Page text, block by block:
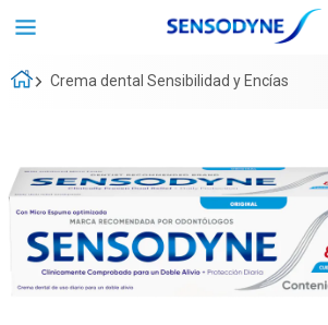
Crema dental Sensibilidad y Encías